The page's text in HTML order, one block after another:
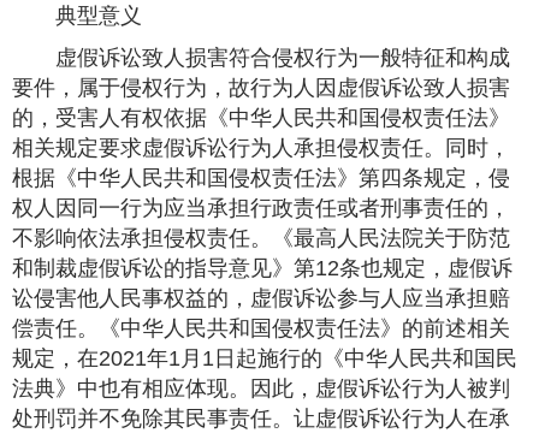
典型意义
虚假诉讼致人损害符合侵权行为一般特征和构成
要件，属于侵权行为，故行为人因虚假诉讼致人损害
的，受害人有权依据《中华人民共和国侵权责任法》
相关规定要求虚假诉讼行为人承担侵权责任。同时，
根据《中华人民共和国侵权责任法》第四条规定，侵
权人因同一行为应当承担行政责任或者刑事责任的，
不影响依法承担侵权责任。《最高人民法院关于防范
和制裁虚假诉讼的指导意见》第12条也规定，虚假诉
讼侵害他人民事权益的，虚假诉讼参与人应当承担赔
偿责任。《中华人民共和国侵权责任法》的前述相关
规定，在2021年1月1日起施行的《中华人民共和国民
法典》中也有相应体现。因此，虚假诉讼行为人被判
处刑罚并不免除其民事责任。让虚假诉讼行为人在承